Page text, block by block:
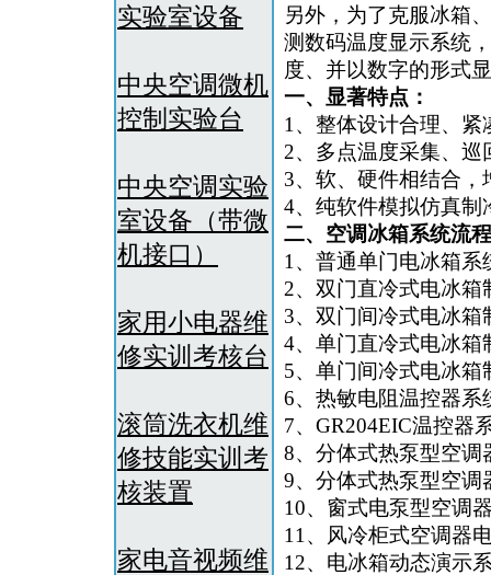
实验室设备
中央空调微机
控制实验台
中央空调实验
室设备（带微
机接口）
家用小电器维
修实训考核台
滚筒洗衣机维
修技能实训考
核装置
家电音视频维
另外，为了克服冰箱
测数码温度显示系统
度、并以数字的形式
一、 显著特点：
1、整体设计合理、
2、多点温度采集、
3、软、硬件相结合，
4、纯软件模拟仿真制
二、 空调冰箱系统流
1、普通单门电冰箱系
2、双门直冷式电冰箱
3、双门间冷式电冰箱
4、单门直冷式电冰箱
5、单门间冷式电冰箱
6、热敏电阻温控器系
7、GR204EIC温控器
8、分体式热泵型空调
9、分体式热泵型空调
10、窗式电泵型空调
11、风冷柜式空调器
12、电冰箱动态演示